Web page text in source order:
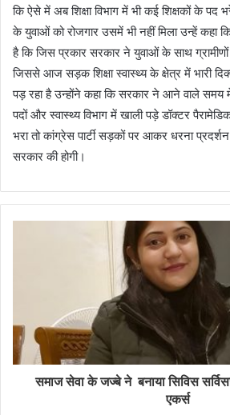
कि ऐसे में अब शिक्षा विभाग में भी कई शिक्षकों के
के युवाओं को रोजगार उसमें भी नहीं मिला उन्हें कहा
है कि जिस प्रकार सरकार ने युवाओं के साथ
जिससे आज सड़क शिक्षा स्वास्थ्य के क्षेत्र में भारी
पड़ रहा है उन्होंने कहा कि सरकार ने आने वाले समय में
पदों और स्वास्थ्य विभाग में खाली पड़े डॉक्टर
भरा तो कांग्रेस पार्टी सड़कों पर आकर धरना
सरकार की होगी।
समाज सेवा के जज्बे ने बनाया सिविस
एकर्स